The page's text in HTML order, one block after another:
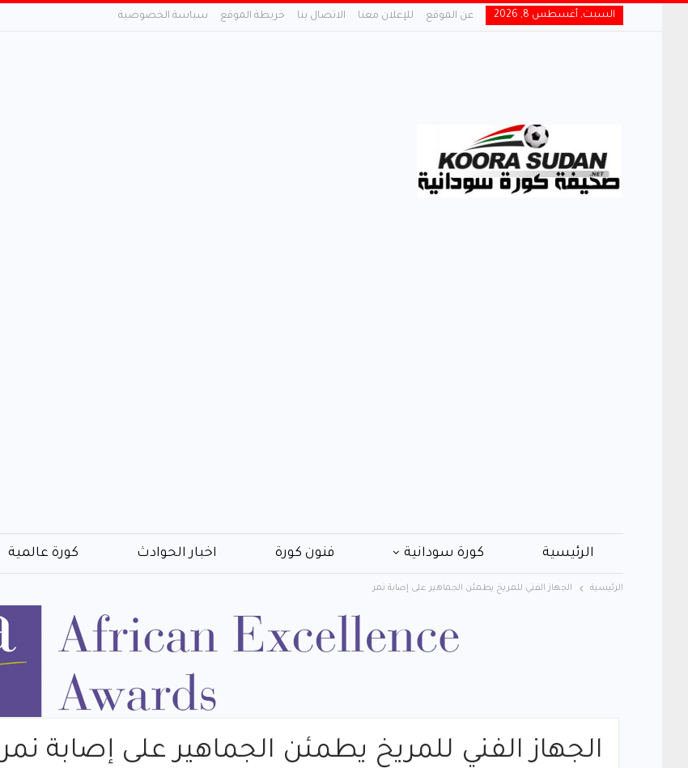
السبت, أغسطس 8, 2026 عن الموقع للإعلان معنا الاتصال بنا خريطة الموقع سياسة الخصوصية
الرئيسية كورة سودانية فنون كورة اخبار الحوادث كورة عالمية
الرئيسية الجهاز الفني للمريخ يطمئن الجماهير على إصابة نمر
الجهاز الفني للمريخ يطمئن الجماهير على إصابة نمر